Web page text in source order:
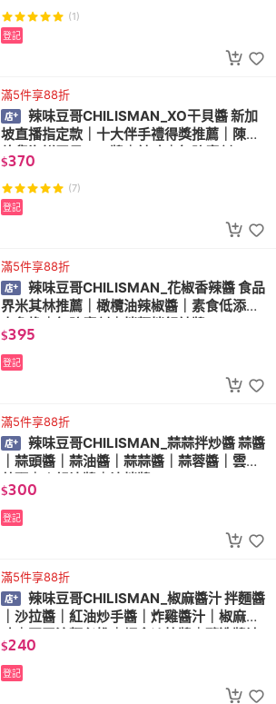
(1)
登記
滿5件享88折
辣味豆哥CHILISMAN_XO干貝醬 新加
坡直播指定款｜十大伴手禮得獎推薦｜陳年
乾貨海鮮干貝ＸＯ醬｜辣味｜無防腐劑
$370
(7)
登記
滿5件享88折
辣味豆哥CHILISMAN_花椒香辣醬 食品
界米其林推薦｜橄欖油辣椒醬｜素食低添加
$395
登記
滿5件享88折
辣味豆哥CHILISMAN_蒜蒜拌炒醬 蒜醬
｜蒜頭醬｜蒜油醬｜蒜蒜醬｜蒜蓉醬｜雲林
$300
登記
滿5件享88折
辣味豆哥CHILISMAN_椒麻醬汁 拌麵醬
｜沙拉醬｜紅油炒手醬｜炸雞醬汁｜椒麻口
$240
登記